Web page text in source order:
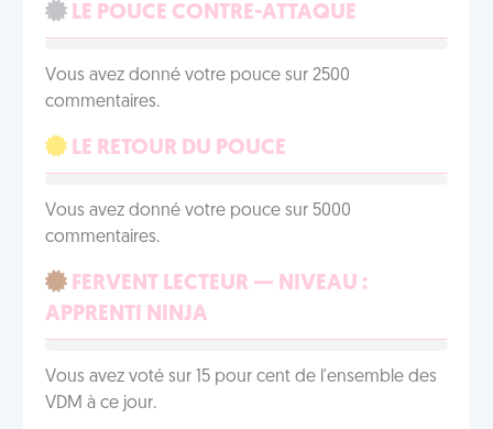
LE POUCE CONTRE-ATTAQUE
Vous avez donné votre pouce sur 2500
commentaires.
LE RETOUR DU POUCE
Vous avez donné votre pouce sur 5000
commentaires.
FERVENT LECTEUR — NIVEAU :
APPRENTI NINJA
Vous avez voté sur 15 pour cent de l'ensemble des
VDM à ce jour.